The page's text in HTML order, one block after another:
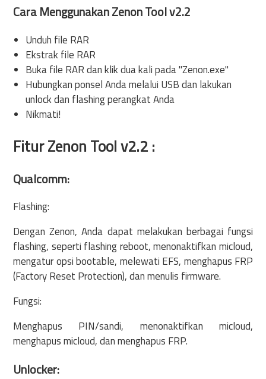
Cara Menggunakan Zenon Tool v2.2
Unduh file RAR
Ekstrak file RAR
Buka file RAR dan klik dua kali pada "Zenon.exe"
Hubungkan ponsel Anda melalui USB dan lakukan
unlock dan flashing perangkat Anda
Nikmati!
Fitur Zenon Tool v2.2 :
Qualcomm:
Flashing:
Dengan Zenon, Anda dapat melakukan berbagai fungsi
flashing, seperti flashing reboot, menonaktifkan micloud,
mengatur opsi bootable, melewati EFS, menghapus FRP
(Factory Reset Protection), dan menulis firmware.
Fungsi:
Menghapus PIN/sandi, menonaktifkan micloud,
menghapus micloud, dan menghapus FRP.
Unlocker: